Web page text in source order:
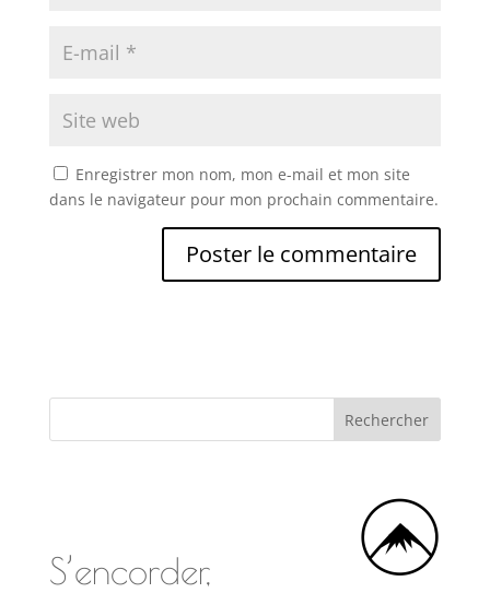
Enregistrer mon nom, mon e-mail et mon site
dans le navigateur pour mon prochain commentaire.
S’encorder,